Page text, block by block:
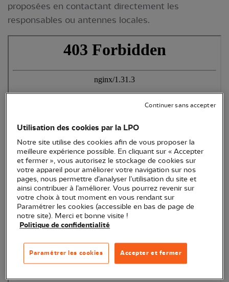
proposées en contactant directement les
responsables ou antennes locales.
Utilisation des cookies par la LPO
Notre site utilise des cookies afin de vous proposer la
meilleure expérience possible. En cliquant sur « Accepter
et fermer », vous autorisez le stockage de cookies sur
votre appareil pour améliorer votre navigation sur nos
pages, nous permettre d’analyser l’utilisation du site et
ainsi contribuer à l’améliorer. Vous pourrez revenir sur
votre choix à tout moment en vous rendant sur
Paramétrer les cookies (accessible en bas de page de
notre site). Merci et bonne visite !
Politique de confidentialité
Accepter et fermer
Paramétrer les cookies
Continuer sans accepter